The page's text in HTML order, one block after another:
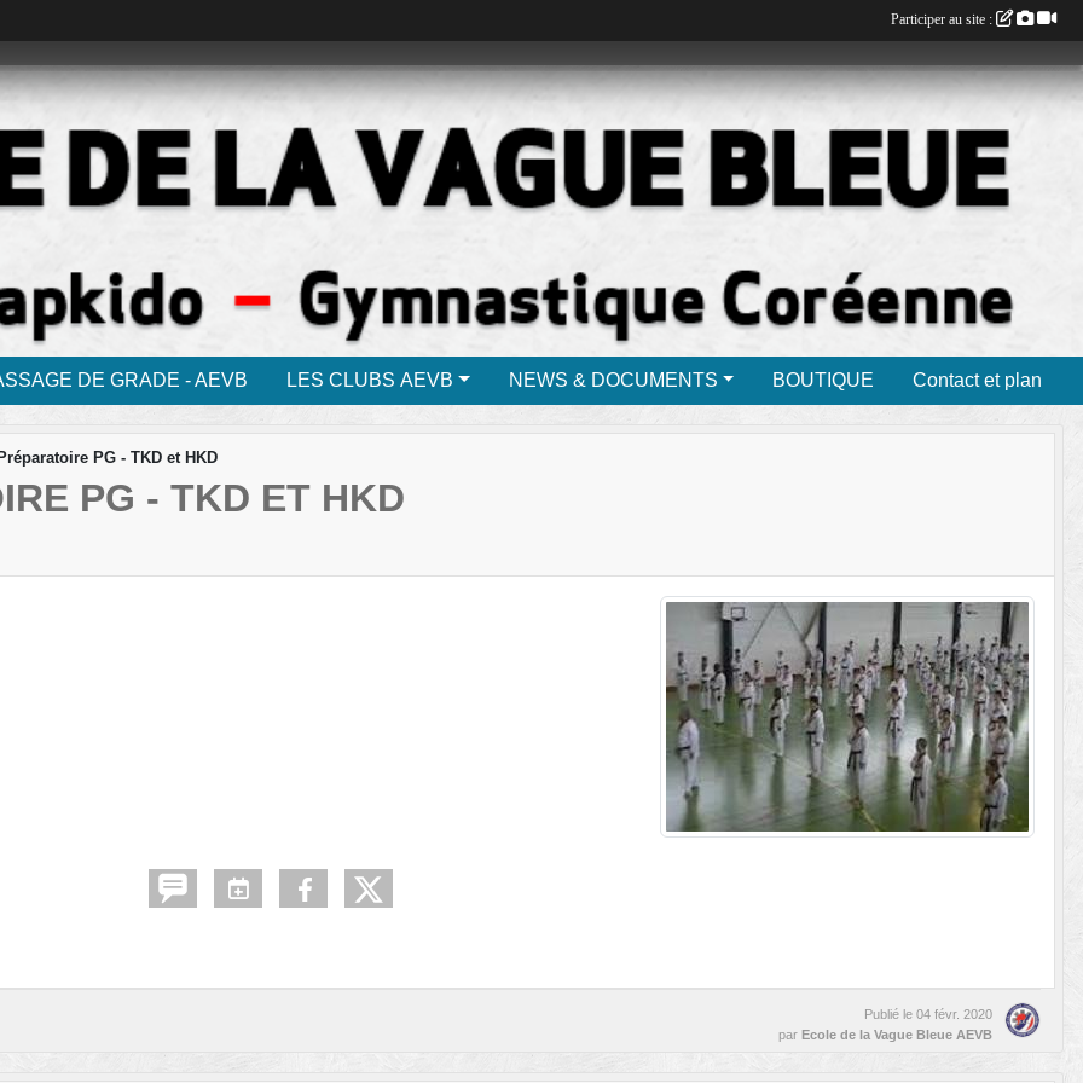
DE GRADE - AEVB LES CLUBS AEVB NEWS & DOCUMENTS BOUTIQUE Contact et plan
PG - TKD et HKD
PG - TKD ET HKD
Publié le 04 févr. 2020
par Ecole de la Vague Bleue AEVB
Participer au site :